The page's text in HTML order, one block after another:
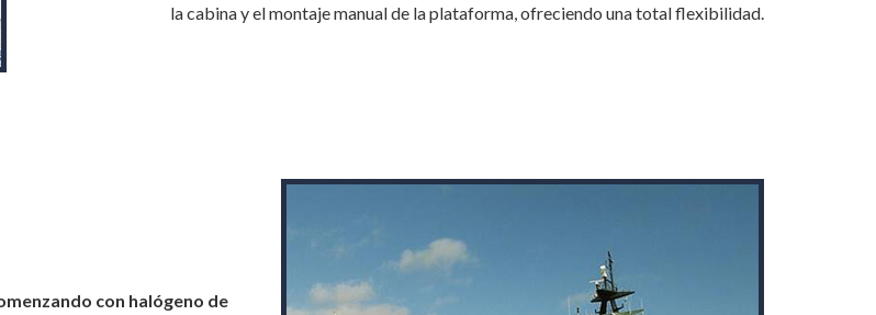
la cabina y el montaje manual de la plataforma, ofreciendo una total flexibilidad.
con halógeno de